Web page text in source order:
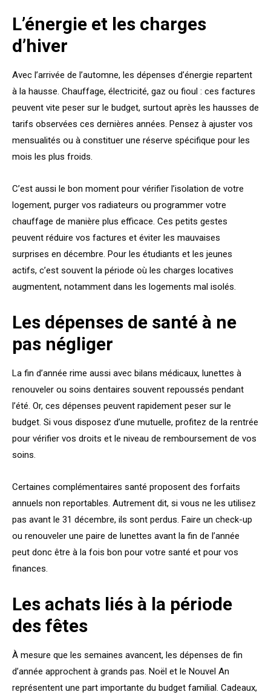
L’énergie et les charges
d’hiver
Avec l’arrivée de l’automne, les dépenses d’énergie repartent
à la hausse. Chauffage, électricité, gaz ou fioul : ces factures
peuvent vite peser sur le budget, surtout après les hausses de
tarifs observées ces dernières années. Pensez à ajuster vos
mensualités ou à constituer une réserve spécifique pour les
mois les plus froids.
C’est aussi le bon moment pour vérifier l’isolation de votre
logement, purger vos radiateurs ou programmer votre
chauffage de manière plus efficace. Ces petits gestes
peuvent réduire vos factures et éviter les mauvaises
surprises en décembre. Pour les étudiants et les jeunes
actifs, c’est souvent la période où les charges locatives
augmentent, notamment dans les logements mal isolés.
Les dépenses de santé à ne
pas négliger
La fin d’année rime aussi avec bilans médicaux, lunettes à
renouveler ou soins dentaires souvent repoussés pendant
l’été. Or, ces dépenses peuvent rapidement peser sur le
budget. Si vous disposez d’une mutuelle, profitez de la rentrée
pour vérifier vos droits et le niveau de remboursement de vos
soins.
Certaines complémentaires santé proposent des forfaits
annuels non reportables. Autrement dit, si vous ne les utilisez
pas avant le 31 décembre, ils sont perdus. Faire un check-up
ou renouveler une paire de lunettes avant la fin de l’année
peut donc être à la fois bon pour votre santé et pour vos
finances.
Les achats liés à la période
des fêtes
À mesure que les semaines avancent, les dépenses de fin
d’année approchent à grands pas. Noël et le Nouvel An
représentent une part importante du budget familial. Cadeaux,